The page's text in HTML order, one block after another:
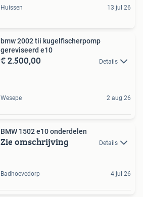
Huissen 13 jul 26
bmw 2002 tii kugelfischerpomp
gereviseerd e10
€ 2.500,00 Details
Wesepe 2 aug 26
BMW 1502 e10 onderdelen
Zie omschrijving Details
Badhoevedorp 4 jul 26